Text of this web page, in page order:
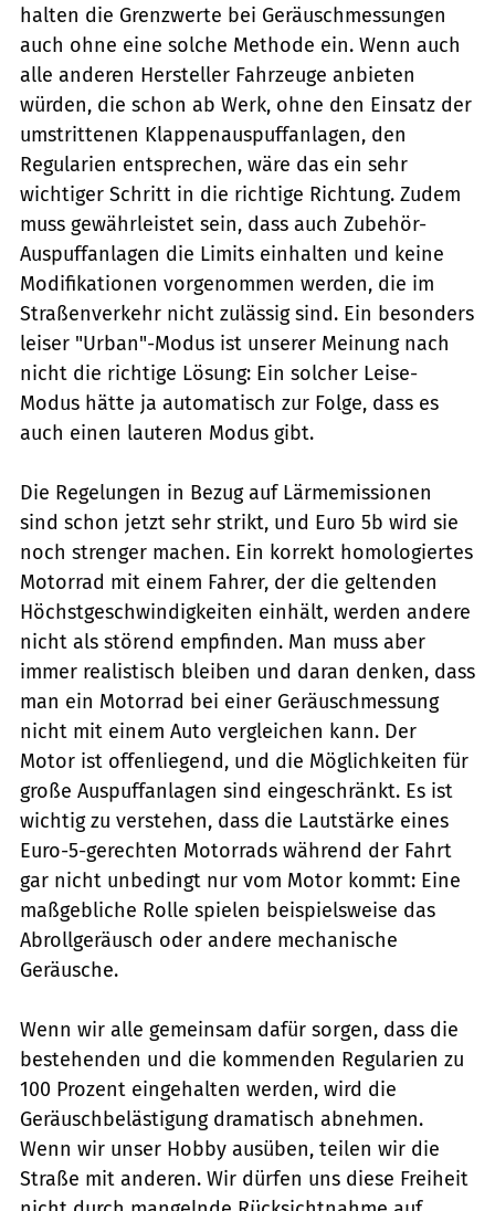
halten die Grenzwerte bei Geräuschmessungen
auch ohne eine solche Methode ein. Wenn auch
alle anderen Hersteller Fahrzeuge anbieten
würden, die schon ab Werk, ohne den Einsatz der
umstrittenen Klappenauspuffanlagen, den
Regularien entsprechen, wäre das ein sehr
wichtiger Schritt in die richtige Richtung. Zudem
muss gewährleistet sein, dass auch Zubehör-
Auspuffanlagen die Limits einhalten und keine
Modifikationen vorgenommen werden, die im
Straßenverkehr nicht zulässig sind. Ein besonders
leiser "Urban"-Modus ist unserer Meinung nach
nicht die richtige Lösung: Ein solcher Leise-
Modus hätte ja automatisch zur Folge, dass es
auch einen lauteren Modus gibt.
Die Regelungen in Bezug auf Lärmemissionen
sind schon jetzt sehr strikt, und Euro 5b wird sie
noch strenger machen. Ein korrekt homologiertes
Motorrad mit einem Fahrer, der die geltenden
Höchstgeschwindigkeiten einhält, werden andere
nicht als störend empfinden. Man muss aber
immer realistisch bleiben und daran denken, dass
man ein Motorrad bei einer Geräuschmessung
nicht mit einem Auto vergleichen kann. Der
Motor ist offenliegend, und die Möglichkeiten für
große Auspuffanlagen sind eingeschränkt. Es ist
wichtig zu verstehen, dass die Lautstärke eines
Euro-5-gerechten Motorrads während der Fahrt
gar nicht unbedingt nur vom Motor kommt: Eine
maßgebliche Rolle spielen beispielsweise das
Abrollgeräusch oder andere mechanische
Geräusche.
Wenn wir alle gemeinsam dafür sorgen, dass die
bestehenden und die kommenden Regularien zu
100 Prozent eingehalten werden, wird die
Geräuschbelästigung dramatisch abnehmen.
Wenn wir unser Hobby ausüben, teilen wir die
Straße mit anderen. Wir dürfen uns diese Freiheit